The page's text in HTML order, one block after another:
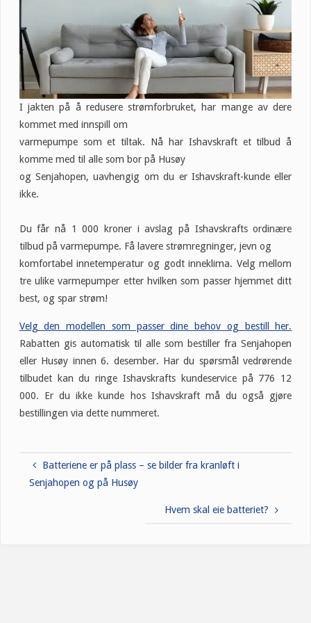
I jakten på å redusere strømforbruket, har mange av dere
kommet med innspill om
varmepumpe som et tiltak. Nå har Ishavskraft et tilbud å
komme med til alle som bor på Husøy
og Senjahopen, uavhengig om du er Ishavskraft-kunde eller
ikke.
Du får nå 1 000 kroner i avslag på Ishavskrafts ordinære
tilbud på varmepumpe. Få lavere strømregninger, jevn og
komfortabel innetemperatur og godt inneklima. Velg mellom
tre ulike varmepumper etter hvilken som passer hjemmet ditt
best, og spar strøm!
Velg den modellen som passer dine behov og bestill her.
Rabatten gis automatisk til alle som bestiller fra Senjahopen
eller Husøy innen 6. desember. Har du spørsmål vedrørende
tilbudet kan du ringe Ishavskrafts kundeservice på 776 12
000. Er du ikke kunde hos Ishavskraft må du også gjøre
bestillingen via dette nummeret.
Batteriene er på plass – se bilder fra kranløft i
Senjahopen og på Husøy
Hvem skal eie batteriet?